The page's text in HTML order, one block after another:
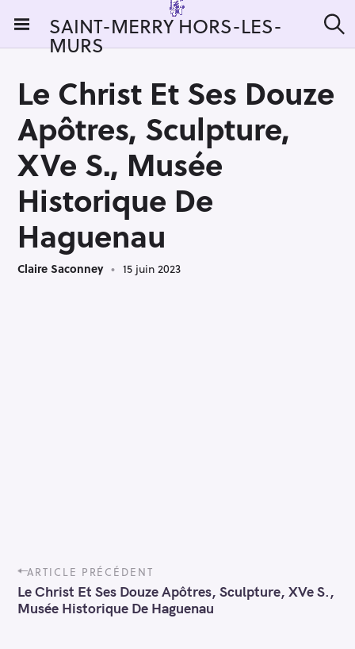
i
SAINT-MERRY HORS-LES-
MURS e
Le Christ Et Ses Douze
Apôtres, Sculpture,
XVe S., Musée
Historique De
Haguenau
Claire Saconney 15 juin 2023
P
o
s
t
ARTICLE PRÉCÉDENT
Le Christ Et Ses Douze Apôtres, Sculpture, XVe S.,
Musée Historique De Haguenau